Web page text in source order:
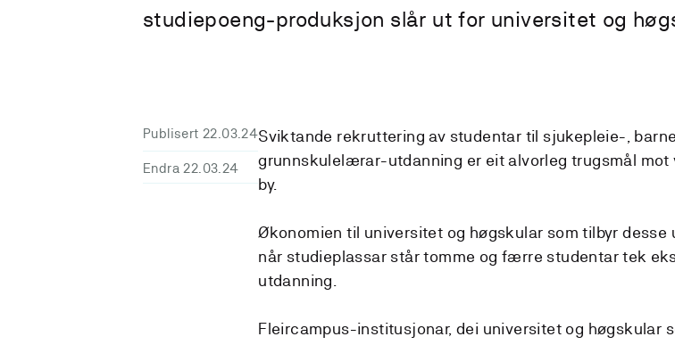
studiepoeng-produksjon slår ut for universitet og
Publisert 22.03.24
Endra 22.03.24
Sviktande rekruttering av studentar til sjukepleie-,
grunnskulelærar-utdanning er eit alvorleg trugsmål mot
by.
Økonomien til universitet og høgskular som tilbyr desse
når studieplassar står tomme og færre studentar tek
utdanning.
Fleircampus-institusjonar, dei universitet og høgskular